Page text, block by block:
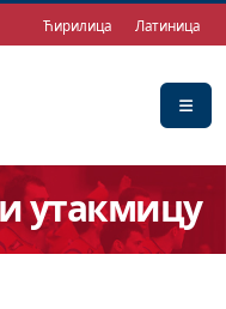
Ћирилица Латиница
утакмицу